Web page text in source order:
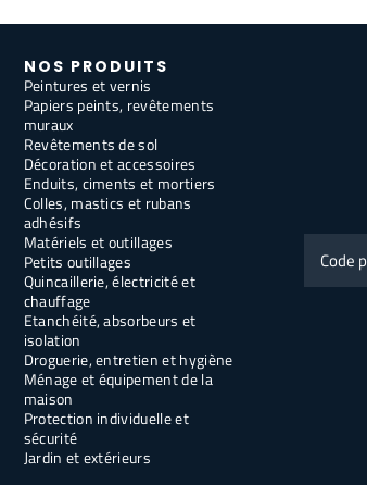
NOS PRODUITS
Peintures et vernis
Papiers peints, revêtements
muraux
Revêtements de sol
Décoration et accessoires
Enduits, ciments et mortiers
Colles, mastics et rubans
adhésifs
Matériels et outillages
Petits outillages
Quincaillerie, électricité et
chauffage
Etanchéité, absorbeurs et
isolation
Droguerie, entretien et hygiène
Ménage et équipement de la
maison
Protection individuelle et
sécurité
Jardin et extérieurs
postal